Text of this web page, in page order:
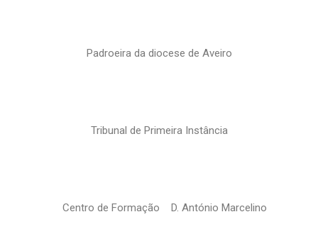
Padroeira da diocese de Aveiro
Tribunal de Primeira Instância
Centro de Formação D. António Marcelino